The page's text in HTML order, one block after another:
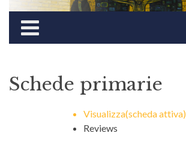
Schede primarie
Visualizza(scheda attiva)
Reviews